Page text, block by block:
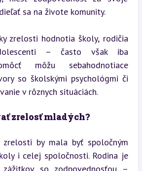
sa na živote komunity.
zrelosti hodnotia školy, rodičia
– často však iba
môžu sebahodnotiace
so školskými psychológmi či
v rôznych situáciách.
zrelosť mladých?
zrelosti by mala byť spoločným
i celej spoločnosti. Rodina je